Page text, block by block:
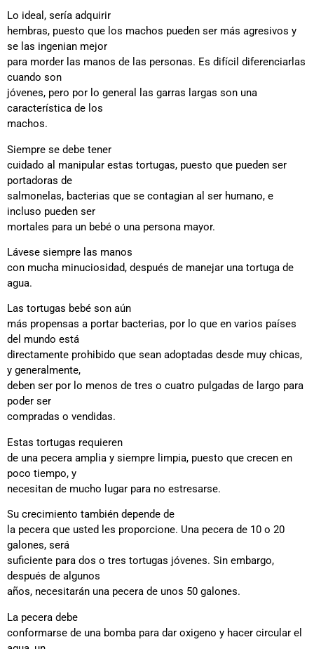
Lo ideal, sería adquirir
hembras, puesto que los machos pueden ser más agresivos y
se las ingenian mejor
para morder las manos de las personas. Es difícil diferenciarlas
cuando son
jóvenes, pero por lo general las garras largas son una
característica de los
machos.
Siempre se debe tener
cuidado al manipular estas tortugas, puesto que pueden ser
portadoras de
salmonelas, bacterias que se contagian al ser humano, e
incluso pueden ser
mortales para un bebé o una persona mayor.
Lávese siempre las manos
con mucha minuciosidad, después de manejar una tortuga de
agua.
Las tortugas bebé son aún
más propensas a portar bacterias, por lo que en varios países
del mundo está
directamente prohibido que sean adoptadas desde muy chicas,
y generalmente,
deben ser por lo menos de tres o cuatro pulgadas de largo para
poder ser
compradas o vendidas.
Estas tortugas requieren
de una pecera amplia y siempre limpia, puesto que crecen en
poco tiempo, y
necesitan de mucho lugar para no estresarse.
Su crecimiento también depende de
la pecera que usted les proporcione. Una pecera de 10 o 20
galones, será
suficiente para dos o tres tortugas jóvenes. Sin embargo,
después de algunos
años, necesitarán una pecera de unos 50 galones.
La pecera debe
conformarse de una bomba para dar oxigeno y hacer circular el